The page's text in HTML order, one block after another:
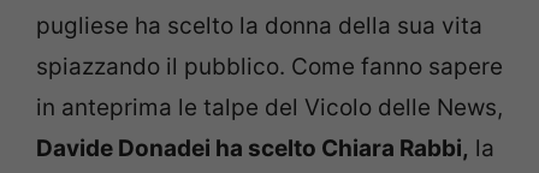
pugliese ha scelto la donna della sua vita
spiazzando il pubblico. Come fanno sapere
in anteprima le talpe del Vicolo delle News,
Davide Donadei ha scelto Chiara Rabbi, la